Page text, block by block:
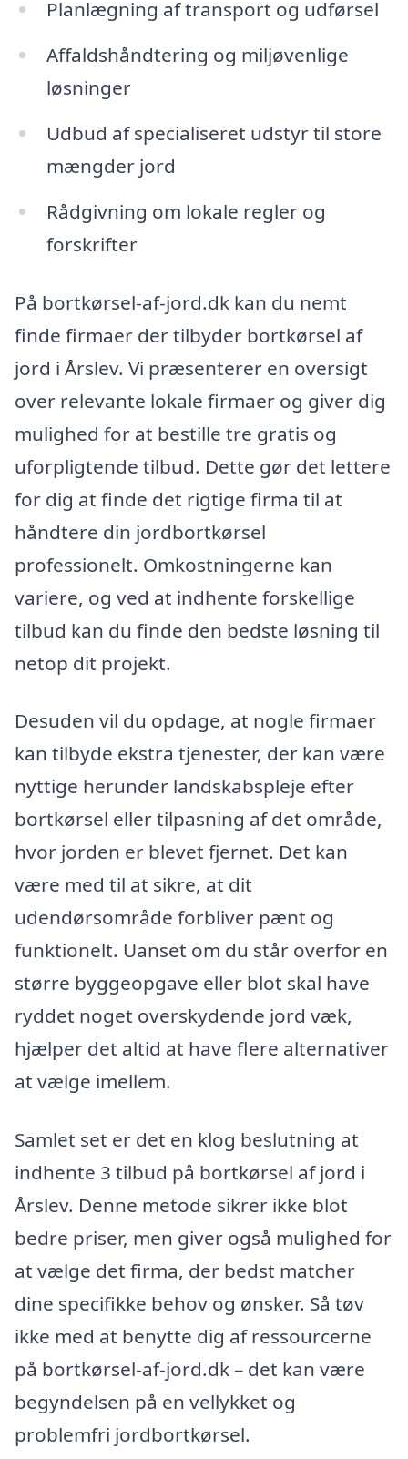
Planlægning af transport og udførsel
Affaldshåndtering og miljøvenlige
løsninger
Udbud af specialiseret udstyr til store
mængder jord
Rådgivning om lokale regler og
forskrifter
På bortkørsel-af-jord.dk kan du nemt
finde firmaer der tilbyder bortkørsel af
jord i Årslev. Vi præsenterer en oversigt
over relevante lokale firmaer og giver dig
mulighed for at bestille tre gratis og
uforpligtende tilbud. Dette gør det lettere
for dig at finde det rigtige firma til at
håndtere din jordbortkørsel
professionelt. Omkostningerne kan
variere, og ved at indhente forskellige
tilbud kan du finde den bedste løsning til
netop dit projekt.
Desuden vil du opdage, at nogle firmaer
kan tilbyde ekstra tjenester, der kan være
nyttige herunder landskabspleje efter
bortkørsel eller tilpasning af det område,
hvor jorden er blevet fjernet. Det kan
være med til at sikre, at dit
udendørsområde forbliver pænt og
funktionelt. Uanset om du står overfor en
større byggeopgave eller blot skal have
ryddet noget overskydende jord væk,
hjælper det altid at have flere alternativer
at vælge imellem.
Samlet set er det en klog beslutning at
indhente 3 tilbud på bortkørsel af jord i
Årslev. Denne metode sikrer ikke blot
bedre priser, men giver også mulighed for
at vælge det firma, der bedst matcher
dine specifikke behov og ønsker. Så tøv
ikke med at benytte dig af ressourcerne
på bortkørsel-af-jord.dk – det kan være
begyndelsen på en vellykket og
problemfri jordbortkørsel.